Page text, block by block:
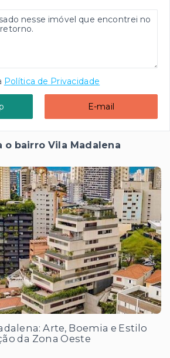
Política de Privacidade
E-mail
o bairro Vila Madalena
Arte, Boemia e Estilo
da Zona Oeste